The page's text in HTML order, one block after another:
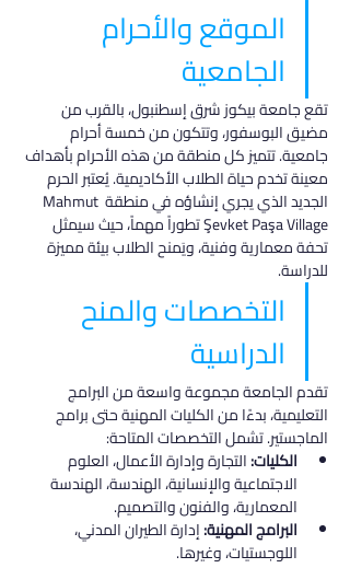
الموقع والأحرام
الجامعية
تقع جامعة بيكوز شرق إسطنبول، بالقرب من
مضيق البوسفور، وتتكون من خمسة أحرام
جامعية. تتميز كل منطقة من هذه الأحرام بأهداف
معينة تخدم حياة الطلاب الأكاديمية. يُعتبر الحرم
الجديد الذي يجري إنشاؤه في منطقة Mahmut
Şevket Paşa Village تطوراً مهماً، حيث سيمثل
تحفة معمارية وفنية، ويَمنح الطلاب بيئة مميزة
للدراسة.
التخصصات والمنح
الدراسية
تقدم الجامعة مجموعة واسعة من البرامج
التعليمية، بدءًا من الكليات المهنية حتى برامج
الماجستير. تشمل التخصصات المتاحة:
الكليات: التجارة وإدارة الأعمال، العلوم
الاجتماعية والإنسانية، الهندسة، الهندسة
المعمارية، والفنون والتصميم.
البرامج المهنية: إدارة الطيران المدني،
اللوجستيات، وغيرها.